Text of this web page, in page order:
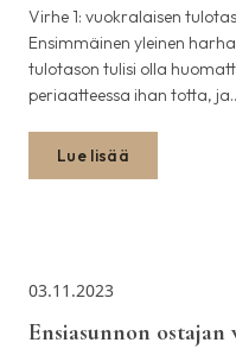
Virhe 1: vuokralaisen
Ensimmäinen yleinen
tulotason tulisi olla
periaatteessa ihan totta,
Lue lisää
03.11.2023
Ensiasunnon